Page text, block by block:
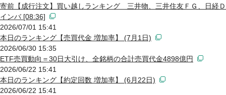
寄前【成行注文】買い越しランキング 三井物、三井住友ＦＧ、日経Ｄ
インバ [08:36]
2026/07/01 15:41
本日のランキング【売買代金 増加率】 (7月1日)
2026/06/30 15:35
ETF売買動向＝30日大引け、全銘柄の合計売買代金4898億円
2026/06/22 15:41
本日のランキング【約定回数 増加率】 (6月22日)
2026/06/22 15:41